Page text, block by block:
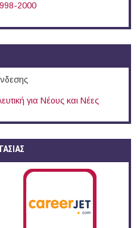
2000
για Νέους και Νέες